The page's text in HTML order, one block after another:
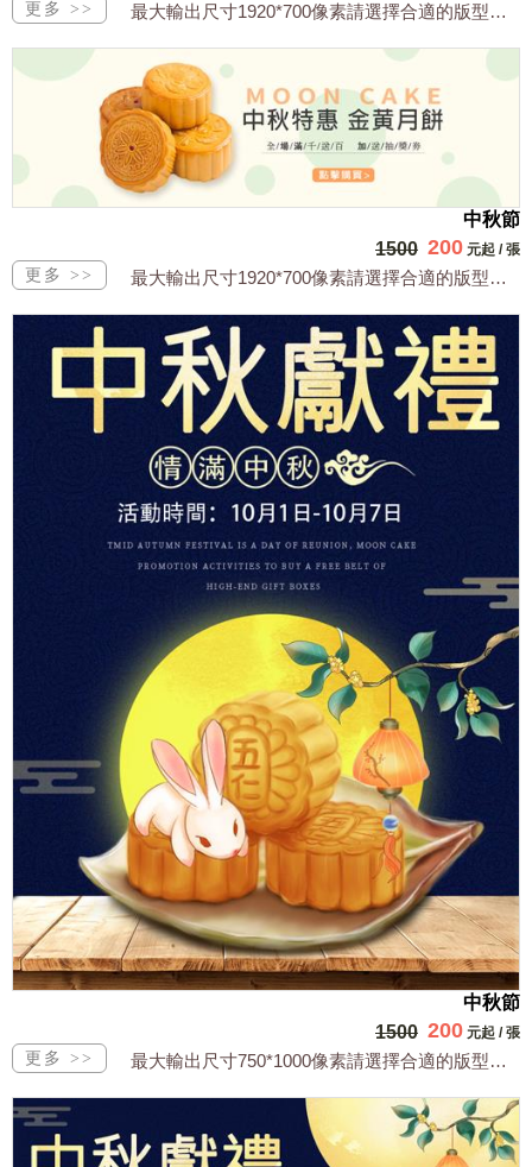
最大輸出尺寸1920*700像素請選擇合適的版型，文字或相關商品圖須由買方提供文...
中秋節
1500 200 元起 /張
最大輸出尺寸1920*700像素請選擇合適的版型，文字或相關商品圖須由買方提供文...
中秋節
1500 200 元起 /張
最大輸出尺寸750*1000像素請選擇合適的版型，文字或相關商品圖須由買方提供文...